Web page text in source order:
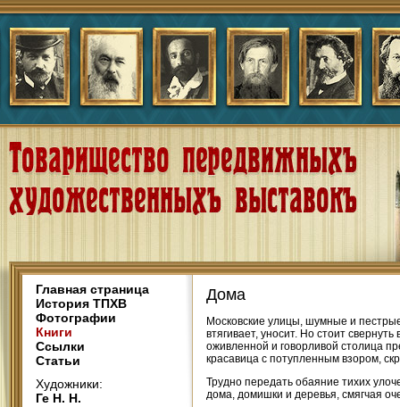
Главная страница
История ТПХВ
Фотографии
Книги
Ссылки
Статьи
Художники:
Ге Н. Н.
Дома
Московские улицы, шумные и
втягивает, уносит. Но стоит
оживленной и говорливой столица
красавица с потупленным взором,
Трудно передать обаяние тихих
дома, домишки и деревья, смягчая